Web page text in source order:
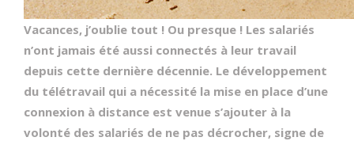
Vacances, j’oublie tout ! Ou presque ! Les salariés
n’ont jamais été aussi connectés à leur travail
depuis cette dernière décennie. Le développement
du télétravail qui a nécessité la mise en place d’une
connexion à distance est venue s’ajouter à la
volonté des salariés de ne pas décrocher, signe de